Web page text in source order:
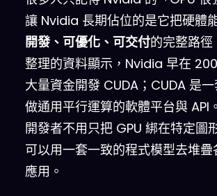
讓 Nvidia 長期佔位的是它把硬體
開發、可優化、可交付的完整路
整理的資料顯示，Nvidia 早在
大量資金開發 CUDA；CUDA 是
做通用平行運算的軟體平台與 API
開發者不用只把 GPU 綁在特定圖
可以用一套一致的程式模型去堆疊
應用。